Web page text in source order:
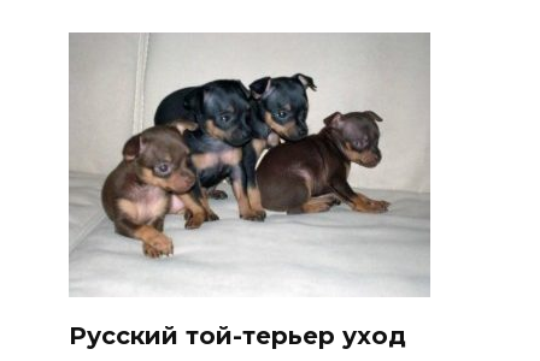
Русский той-терьер уход